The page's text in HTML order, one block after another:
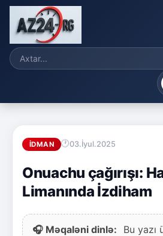
İDMAN 03.İyul.2025
Onuachu çağırışı:
Limanında İzdiham
🎧 Məqaləni dinlə:
Bu yazı